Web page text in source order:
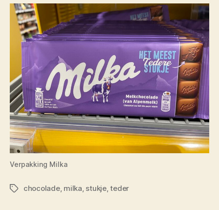
Verpakking Milka
Tagschocolade, milka stukje,teder